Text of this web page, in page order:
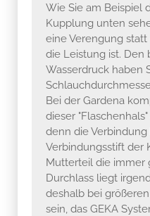
Wie Sie am Beispiel
Kupplung unten
eine Verengung
die Leistung ist. Den
Wasserdruck haben
Bei der Gardena
dieser
denn die
Verbindungsstift der
Mutterteil die immer
Durchlass liegt
deshalb bei
sein, das GEKA